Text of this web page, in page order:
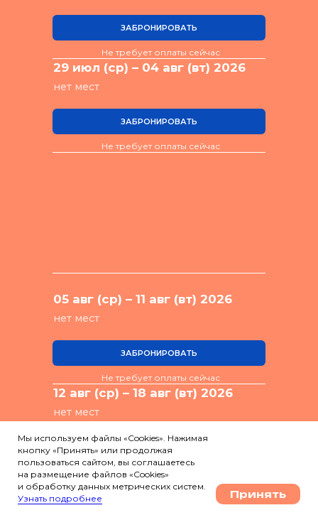
Не требует оплаты сейчас
ЗАБРОНИРОВАТЬ
Не требует оплаты сейчас
нет мест
ЗАБРОНИРОВАТЬ
29 июл (ср) – 04 авг (вт) 2026
Не требует оплаты сейчас
нет мест
ЗАБРОНИРОВАТЬ
05 авг (ср) – 11 авг (вт) 2026
Не требует оплаты сейчас
нет мест
ЗАБРОНИРОВАТЬ
12 авг (ср) – 18 авг (вт) 2026
Горящий тур 117 990₽, осталось 4
19 авг (ср) – 25 авг (вт) 2026
Мы используем файлы «Cookies». Нажимая
кнопку «Принять» или продолжая
пользоваться сайтом, вы соглашаетесь
на размещение файлов «Cookies»
и обработку данных метрических систем.
Узнать подробнее
Принять